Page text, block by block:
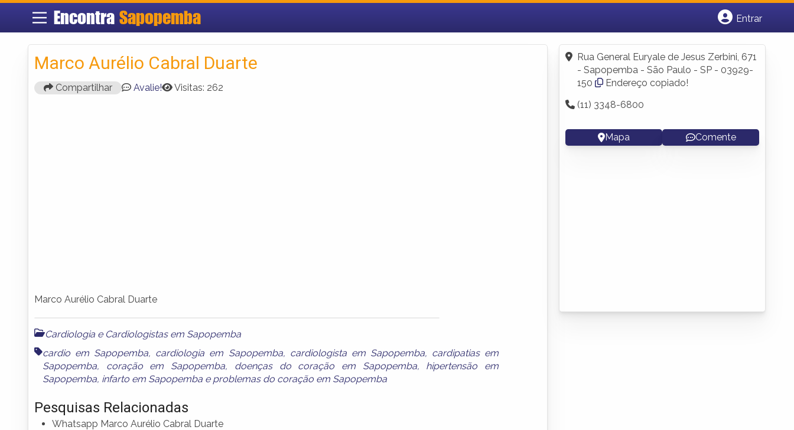
Encontra Sapopemba
Entrar
Fazer login
Criar conta
Marco Aurélio Cabral Duarte
Compartilhar Avalie! Visitas: 262
Marco Aurélio Cabral Duarte
Cardiologia e Cardiologistas em Sapopemba
cardio em Sapopemba, cardiologia em Sapopemba, cardiologista em Sapopemba, cardipatias em
Sapopemba, coração em Sapopemba, doenças do coração em Sapopemba, hipertensão em
Sapopemba, infarto em Sapopemba e problemas do coração em Sapopemba
Pesquisas Relacionadas
Whatsapp Marco Aurélio Cabral Duarte
Rua General Euryale de Jesus Zerbini, 671
- Sapopemba - São Paulo - SP - 03929-
150
Endereço copiado!
(11) 3348-6800
Mapa Comente